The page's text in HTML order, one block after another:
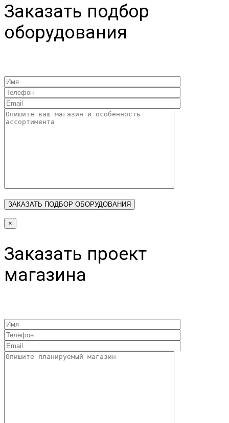
Заказать подбор
оборудования
×
Заказать проект
магазина